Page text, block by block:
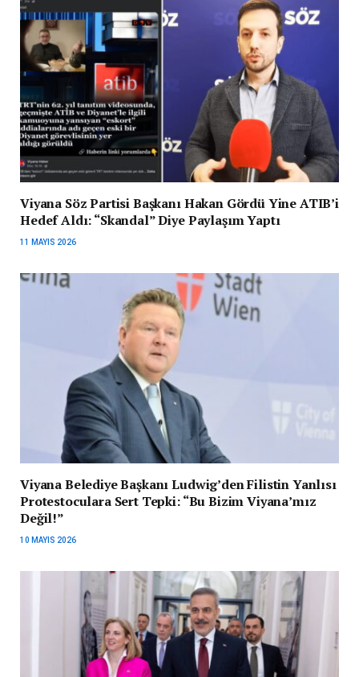
Viyana Söz Partisi Başkanı Hakan Gördü Yine ATIB’i
Hedef Aldı: “Skandal” Diye Paylaşım Yaptı
11 MAYIS 2026
Viyana Belediye Başkanı Ludwig’den Filistin Yanlısı
Protestoculara Sert Tepki: “Bu Bizim Viyana’mız
Değil!”
10 MAYIS 2026